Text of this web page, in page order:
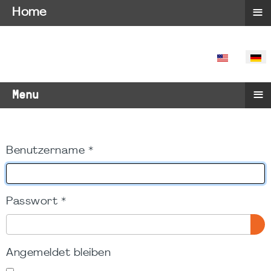
SPRACHE
Menu ≡
Benutzername *
Passwort *
Angemeldet bleiben
Home ≡